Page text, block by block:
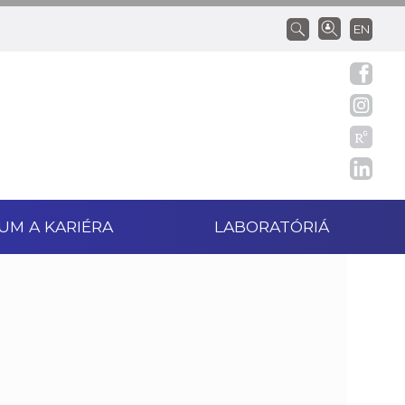
EN
A KARIÉRA LABORATÓRIÁ